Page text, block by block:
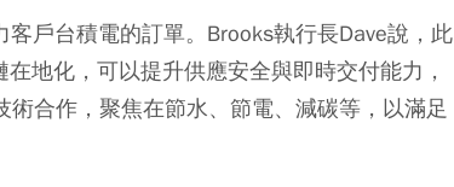
戶台積電的訂單。Brooks執行長Dave說，此
地化，可以提升供應安全與即時交付能力，
合作，聚焦在節水、節電、減碳等，以滿足